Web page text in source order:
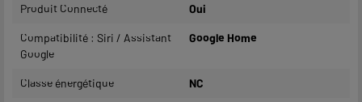
Produit Connecté Oui
Compatibilité : Siri / Assistant
Google
Google Home
Classe énergétique NC